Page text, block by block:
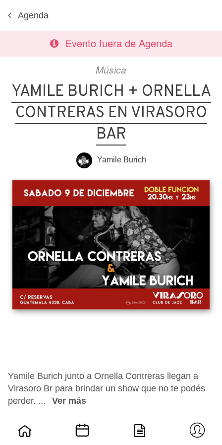
Agenda
Evento fuera de Agenda
Música
YAMILE BURICH + ORNELLA
CONTRERAS EN VIRASORO
BAR
Yamile Burich
Yamile Burich junto a Ornella Contreras llegan a
Virasoro Br para brindar un show que no te podés
perder. ...
Ver más